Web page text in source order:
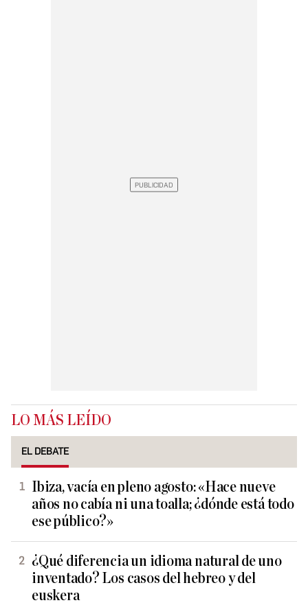
LO MÁS LEÍDO
EL DEBATE
Ibiza, vacía en pleno agosto: «Hace nueve
años no cabía ni una toalla; ¿dónde está todo
ese público?»
¿Qué diferencia un idioma natural de uno
inventado? Los casos del hebreo y del
euskera